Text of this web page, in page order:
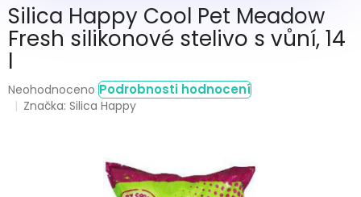
Silica Happy Cool Pet Meadow
Fresh silikonové stelivo s vůní, 14
l
Průměrné
hodnocení
Neohodnoceno Podrobnosti hodnocení
Značka:Silica Happy